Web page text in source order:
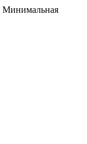
Минимальная